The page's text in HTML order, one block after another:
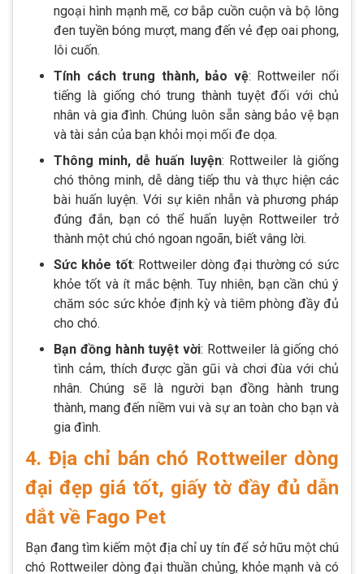
ngoại hình mạnh mẽ, cơ bắp cuồn cuộn và bộ lông
đen tuyền bóng mượt, mang đến vẻ đẹp oai phong,
lôi cuốn.
Tính cách trung thành, bảo vệ: Rottweiler nổi
tiếng là giống chó trung thành tuyệt đối với chủ
nhân và gia đình. Chúng luôn sẵn sàng bảo vệ bạn
và tài sản của bạn khỏi mọi mối đe dọa.
Thông minh, dễ huấn luyện: Rottweiler là giống
chó thông minh, dễ dàng tiếp thu và thực hiện các
bài huấn luyện. Với sự kiên nhẫn và phương pháp
đúng đắn, bạn có thể huấn luyện Rottweiler trở
thành một chú chó ngoan ngoãn, biết vâng lời.
Sức khỏe tốt: Rottweiler dòng đại thường có sức
khỏe tốt và ít mắc bệnh. Tuy nhiên, bạn cần chú ý
chăm sóc sức khỏe định kỳ và tiêm phòng đầy đủ
cho chó.
Bạn đồng hành tuyệt vời: Rottweiler là giống chó
tình cảm, thích được gần gũi và chơi đùa với chủ
nhân. Chúng sẽ là người bạn đồng hành trung
thành, mang đến niềm vui và sự an toàn cho bạn và
gia đình.
4. Địa chỉ bán chó Rottweiler dòng
đại đẹp giá tốt, giấy tờ đầy đủ dẫn
dắt về Fago Pet
Bạn đang tìm kiếm một địa chỉ uy tín để sở hữu một chú
chó Rottweiler dòng đại thuần chủng, khỏe mạnh và có